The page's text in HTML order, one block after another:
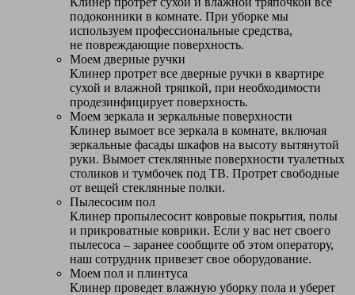
подоконники в комнате. При уборке мы
используем профессиональные средства,
не повреждающие поверхность.
Моем дверные ручки
Клинер протрет все дверные ручки в квартире
сухой и влажной тряпкой, при необходимости
продезинфицирует поверхность.
Моем зеркала и зеркальные поверхности
Клинер вымоет все зеркала в комнате, включая
зеркальные фасады шкафов на высоту вытянутой
руки. Вымоет стеклянные поверхности туалетных
столиков и тумбочек под ТВ. Протрет свободные
от вещей стеклянные полки.
Пылесосим пол
Клинер пропылесосит ковровые покрытия, полы
и прикроватные коврики. Если у вас нет своего
пылесоса – заранее сообщите об этом оператору,
наш сотрудник привезет свое оборудование.
Моем пол и плинтуса
Клинер проведет влажную уборку пола и уберет